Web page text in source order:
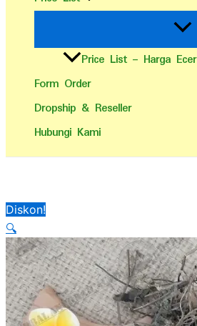
Price List – Harga Ecer
Form Order
Dropship & Reseller
Hubungi Kami
Diskon!
🔍